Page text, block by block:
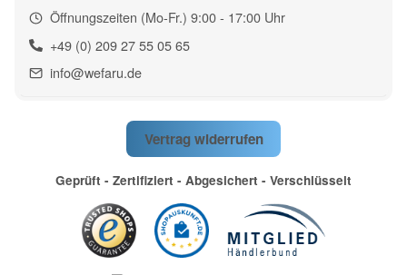
Öffnungszeiten (Mo-Fr.) 9:00 - 17:00 Uhr
+49 (0) 209 27 55 05 65
info@wefaru.de
Vertrag widerrufen
Geprüft - Zertifiziert - Abgesichert - Verschlüsselt